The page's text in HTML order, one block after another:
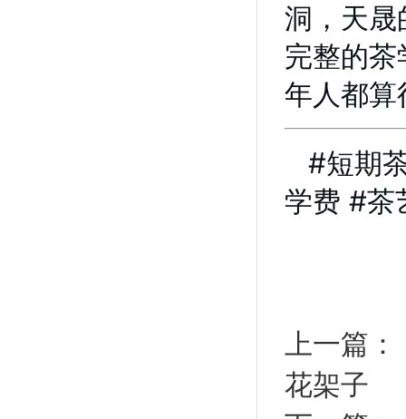
洞，天晟
完整的
年人都算
#短期
学费 #茶
上一篇：
花架子